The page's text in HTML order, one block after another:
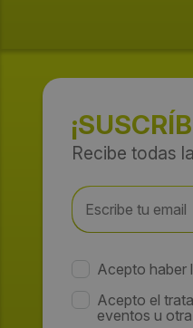
Recibe todas
Acepto haber
Acepto el
eventos u